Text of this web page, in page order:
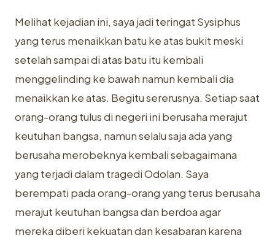
Melihat kejadian ini, saya jadi teringat Sysiphus
yang terus menaikkan batu ke atas bukit meski
setelah sampai di atas batu itu kembali
menggelinding ke bawah namun kembali dia
menaikkan ke atas. Begitu sererusnya. Setiap saat
orang-orang tulus di negeri ini berusaha merajut
keutuhan bangsa, namun selalu saja ada yang
berusaha merobeknya kembali sebagaimana
yang terjadi dalam tragedi Odolan. Saya
berempati pada orang-orang yang terus berusaha
merajut keutuhan bangsa dan berdoa agar
mereka diberi kekuatan dan kesabaran karena